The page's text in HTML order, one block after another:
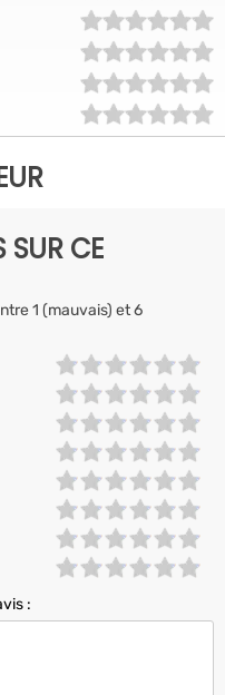
SUR CE
1 (mauvais) et 6
: